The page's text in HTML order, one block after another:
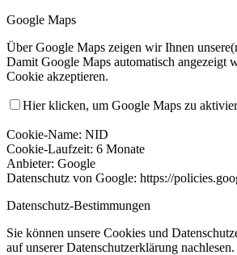
Google Maps
Über Google Maps zeigen wir Ihnen
Damit Google Maps automatisch angezeigt
Cookie akzeptieren.
Hier klicken, um Google Maps zu
Cookie-Name: NID
Cookie-Laufzeit: 6 Monate
Anbieter: Google
Datenschutz von Google: https://
Datenschutz-Bestimmungen
Sie können unsere Cookies und
auf unserer Datenschutzerklärung nachlesen.